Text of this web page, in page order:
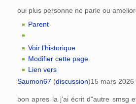
oui plus personne ne parle ou
Parent
Voir l’historique
Modifier cette page
Lien vers
Saumon67 (discussion)15 mars 2026
bon apres la j'ai écrit d"autre smsg